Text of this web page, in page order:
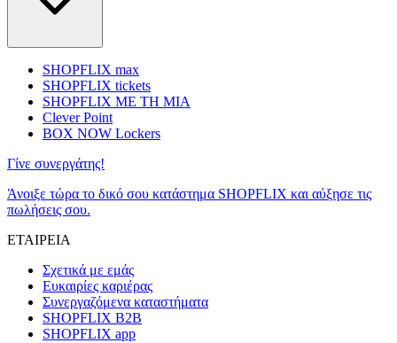
SHOPFLIX max
SHOPFLIX tickets
SHOPFLIX ΜΕ ΤΗ ΜΙΑ
Clever Point
BOX NOW Lockers
Γίνε συνεργάτης!
Άνοιξε τώρα το δικό σου κατάστημα SHOPFLIX και αύξησε τις
πωλήσεις σου.
ΕΤΑΙΡΕΙΑ
Σχετικά με εμάς
Ευκαιρίες καριέρας
Συνεργαζόμενα καταστήματα
SHOPFLIX B2B
SHOPFLIX app